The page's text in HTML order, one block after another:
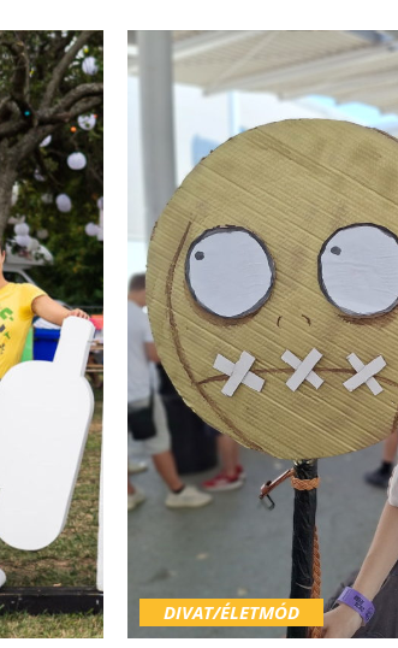
DIVAT/ÉLETMÓD